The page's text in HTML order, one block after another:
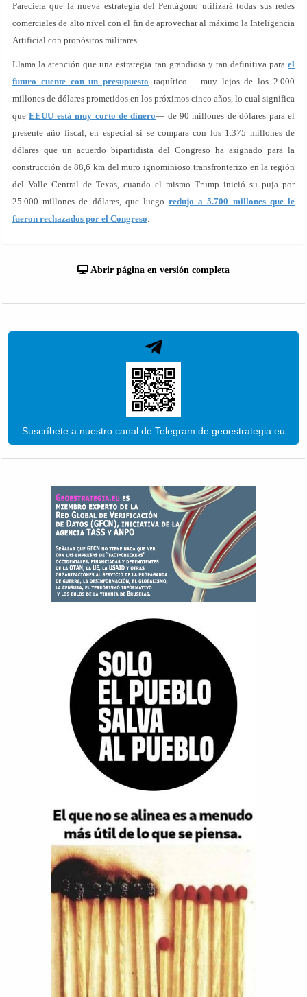
Pareciera que la nueva estrategia del Pentágono utilizará todas sus redes
comerciales de alto nivel con el fin de aprovechar al máximo la Inteligencia
Artificial con propósitos militares.
Llama la atención que una estrategia tan grandiosa y tan definitiva para el
futuro cuente con un presupuesto raquítico —muy lejos de los 2.000
millones de dólares prometidos en los próximos cinco años, lo cual significa
queEEUU está muy corto de dinero— de 90 millones de dólares para el
presente año fiscal, en especial si se compara con los 1.375 millones de
dólares que un acuerdo bipartidista del Congreso ha asignado para la
construcción de 88,6 km del muro ignominioso transfronterizo en la región
del Valle Central de Texas, cuando el mismo Trump inició su puja por
25.000 millones de dólares, que luegoredujo a 5.700 millones que le
fueron rechazados por el Congreso.
Abrir página en versión completa
Suscríbete a nuestro canal de Telegram de geoestrategia.eu